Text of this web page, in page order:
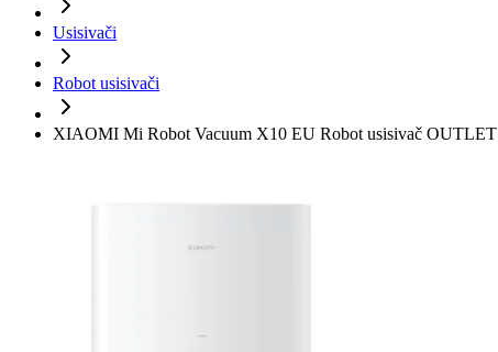
Usisivači
Robot usisivači
XIAOMI Mi Robot Vacuum X10 EU Robot usisivač OUTLET